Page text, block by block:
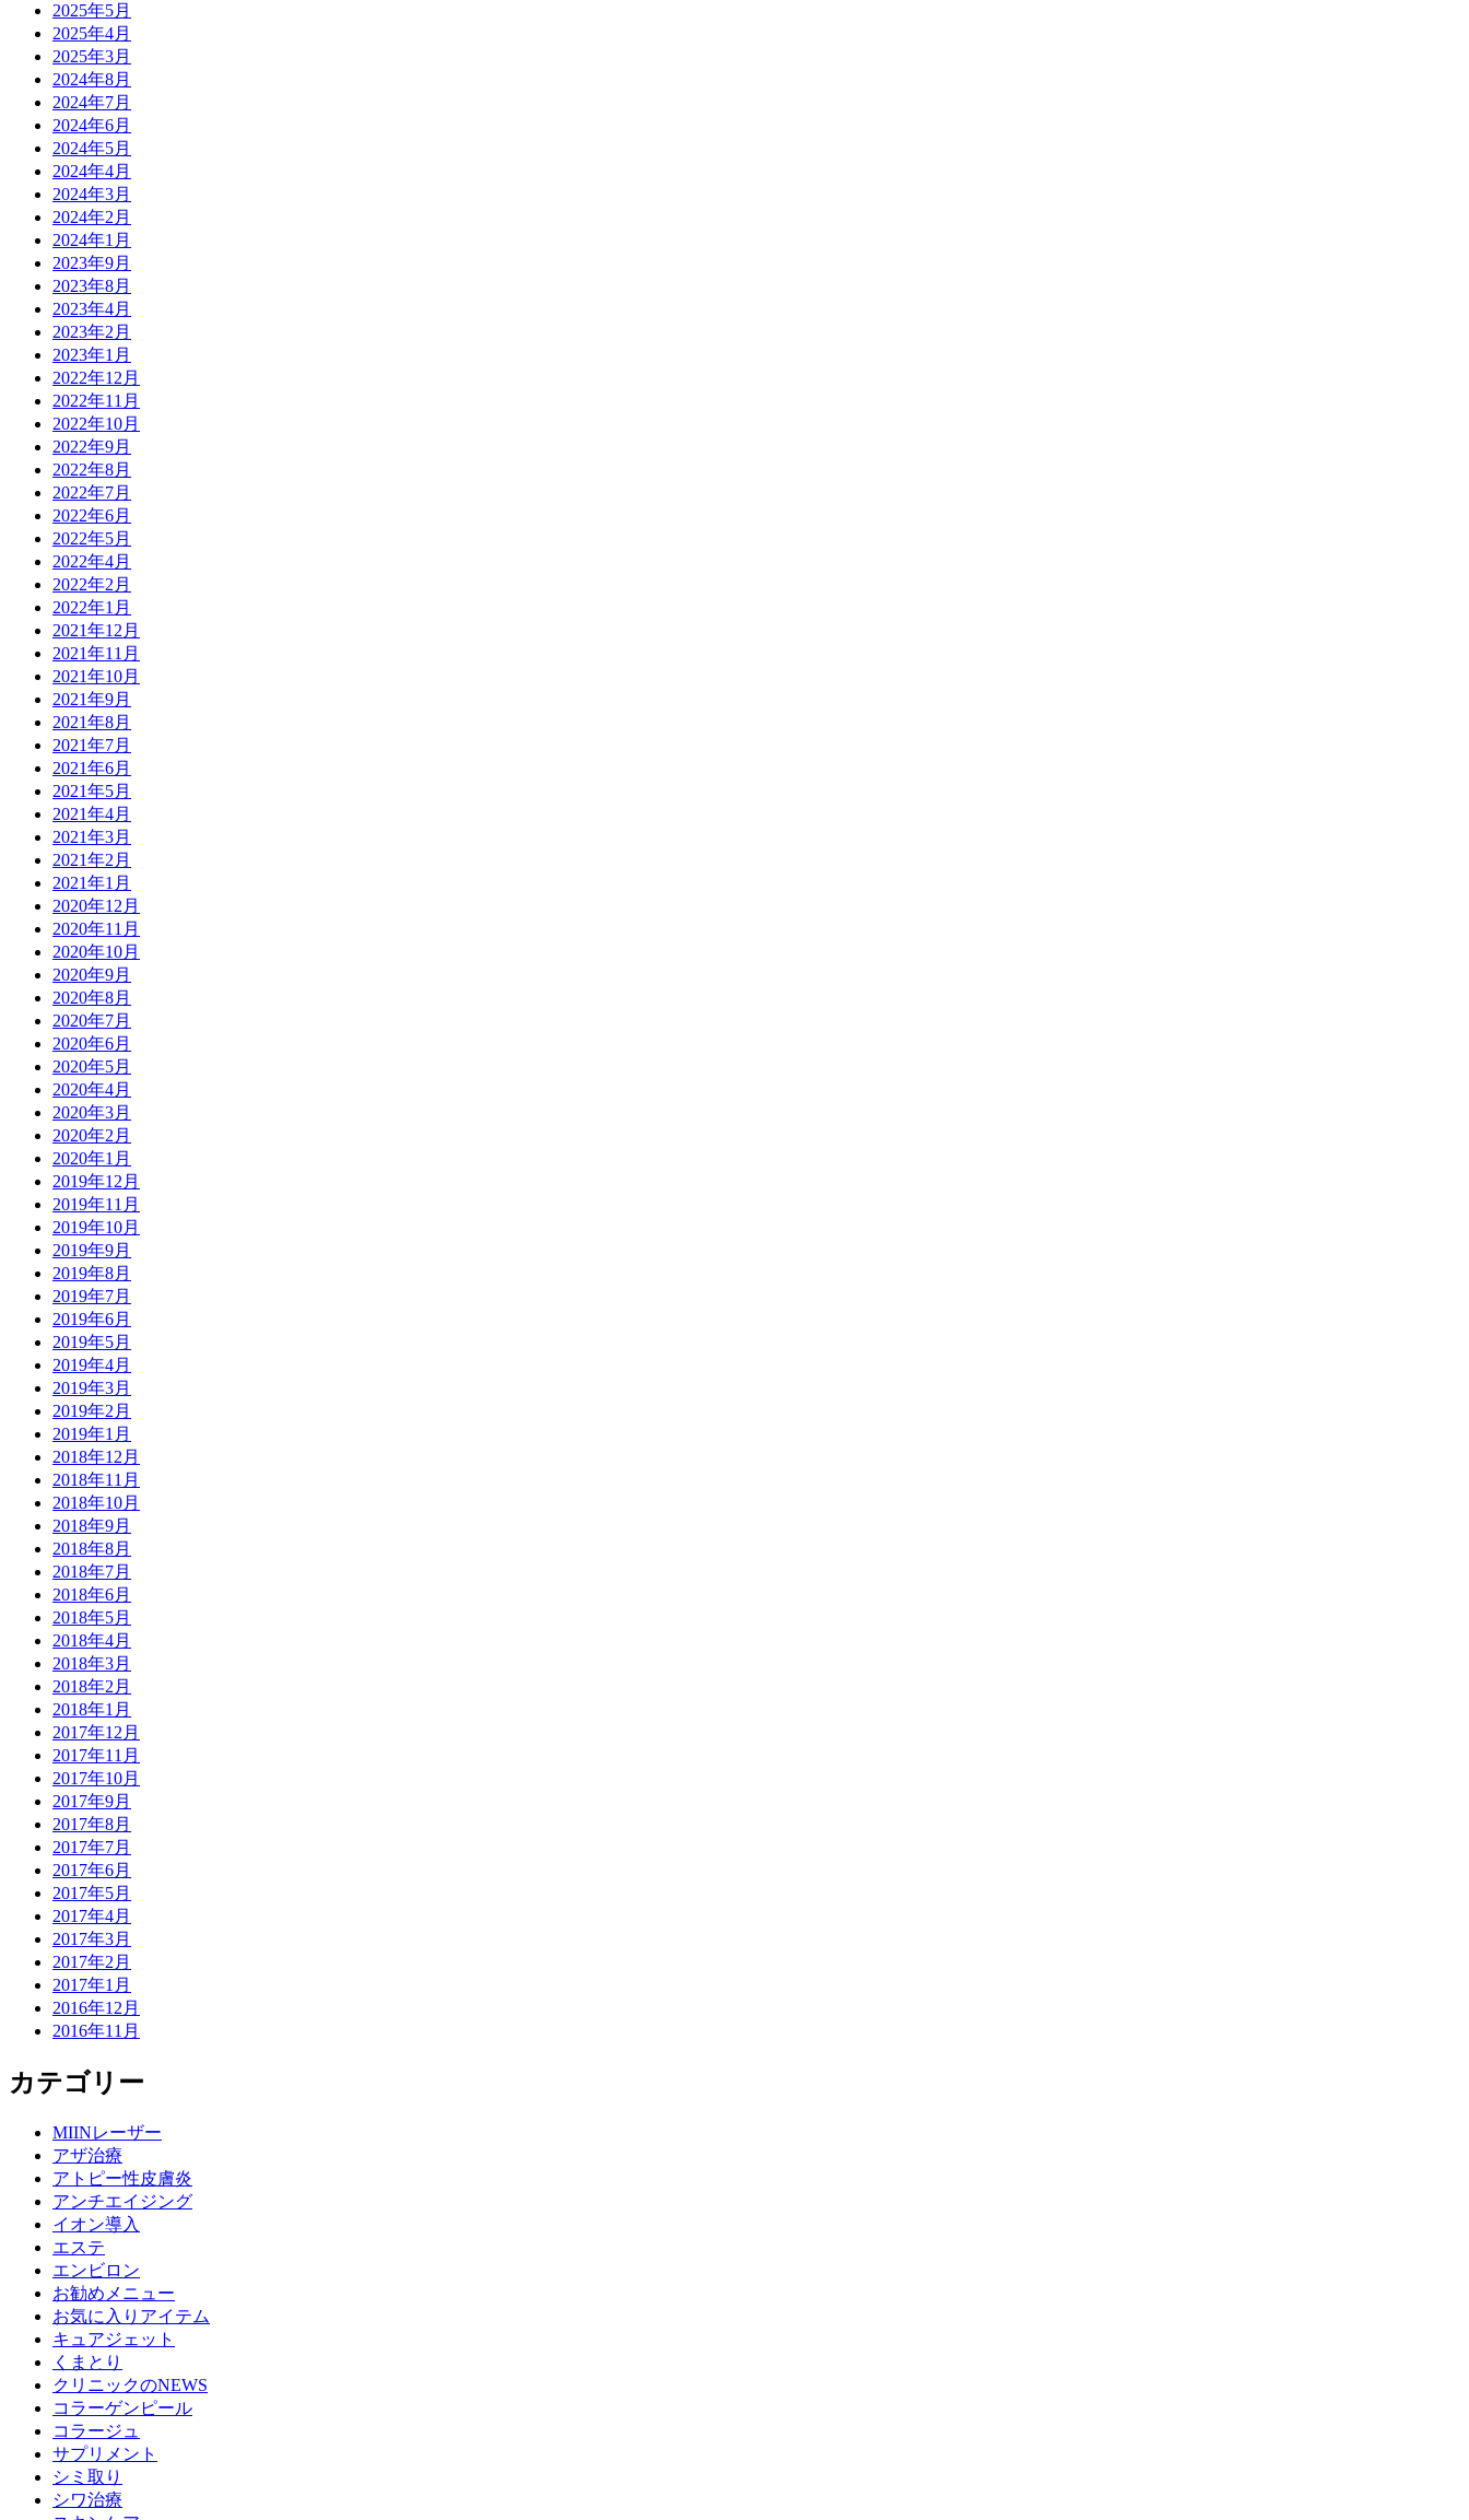
2025年5月
2025年4月
2025年3月
2024年8月
2024年7月
2024年6月
2024年5月
2024年4月
2024年3月
2024年2月
2024年1月
2023年9月
2023年8月
2023年4月
2023年2月
2023年1月
2022年12月
2022年11月
2022年10月
2022年9月
2022年8月
2022年7月
2022年6月
2022年5月
2022年4月
2022年2月
2022年1月
2021年12月
2021年11月
2021年10月
2021年9月
2021年8月
2021年7月
2021年6月
2021年5月
2021年4月
2021年3月
2021年2月
2021年1月
2020年12月
2020年11月
2020年10月
2020年9月
2020年8月
2020年7月
2020年6月
2020年5月
2020年4月
2020年3月
2020年2月
2020年1月
2019年12月
2019年11月
2019年10月
2019年9月
2019年8月
2019年7月
2019年6月
2019年5月
2019年4月
2019年3月
2019年2月
2019年1月
2018年12月
2018年11月
2018年10月
2018年9月
2018年8月
2018年7月
2018年6月
2018年5月
2018年4月
2018年3月
2018年2月
2018年1月
2017年12月
2017年11月
2017年10月
2017年9月
2017年8月
2017年7月
2017年6月
2017年5月
2017年4月
2017年3月
2017年2月
2017年1月
2016年12月
2016年11月
カテゴリー
MIINレーザー
アザ治療
アトピー性皮膚炎
アンチエイジング
イオン導入
エステ
エンビロン
お勧めメニュー
お気に入りアイテム
キュアジェット
くまとり
クリニックのNEWS
コラーゲンピール
コラージュ
サプリメント
シミ取り
シワ治療